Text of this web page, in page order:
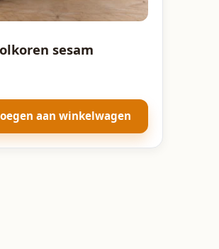
sesam
aan winkelwagen